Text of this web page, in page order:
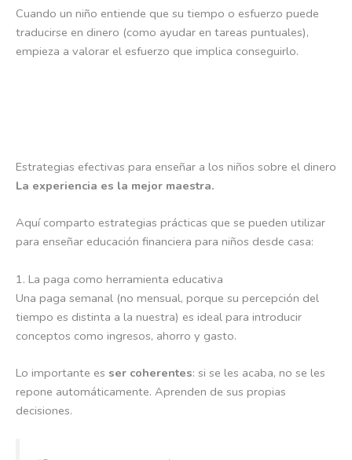
Cuando un niño entiende que su tiempo o esfuerzo puede
traducirse en dinero (como ayudar en tareas puntuales),
empieza a valorar el esfuerzo que implica conseguirlo.
Estrategias efectivas para enseñar a los niños sobre el dinero
La experiencia es la mejor maestra.
Aquí comparto estrategias prácticas que se pueden utilizar
para enseñar educación financiera para niños desde casa:
1. La paga como herramienta educativa
Una paga semanal (no mensual, porque su percepción del
tiempo es distinta a la nuestra) es ideal para introducir
conceptos como ingresos, ahorro y gasto.
Lo importante es ser coherentes: si se les acaba, no se les
repone automáticamente. Aprenden de sus propias
decisiones.